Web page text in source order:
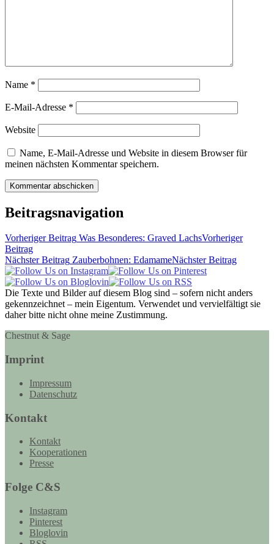
Name *
E-Mail-Adresse *
Website
Name, E-Mail-Adresse und Website in diesem Browser für
meinen nächsten Kommentar speichern.
Beitragsnavigation
Vorheriger Beitrag Was Besonderes: Graved LachsVorheriger
Beitrag
Nächster Beitrag Zauberbohnen: EdamameNächster Beitrag
Die Texte und Bilder auf diesem Blog sind – sofern nicht anders
gekennzeichnet – mein Eigentum. Verwendet und vervielfältigt sie
daher bitte nicht ohne meine Zustimmung.
Chestnut & Sage
Imprint
Impressum
Datenschutz
Kontakt
Kontakt
Kooperationen
Presse
Folge C&S
Instagram
Pinterest
Bloglovin